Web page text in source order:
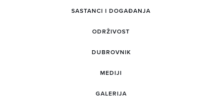
SASTANCI I DOGAĐANJA
ODRŽIVOST
DUBROVNIK
MEDIJI
GALERIJA